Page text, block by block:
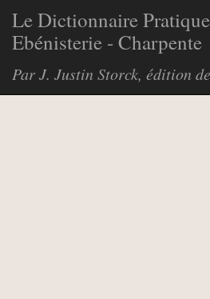
Le Dictionnaire
Ebénisterie - Charpente
Par J. Justin Storck, édition